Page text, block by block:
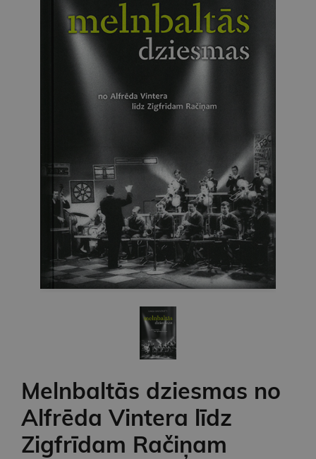
Melnbaltās dziesmas no
Alfrēda Vintera līdz
Zigfrīdam Račiņam